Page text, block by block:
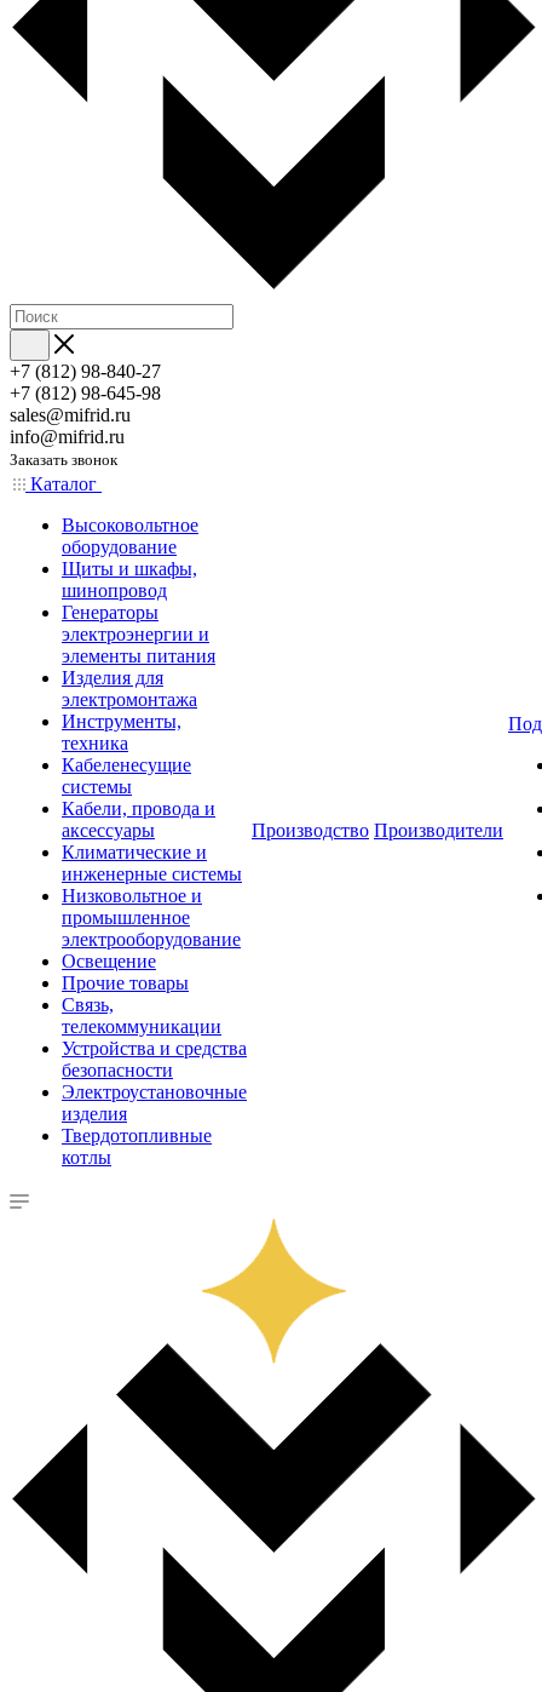
+7 (812) 98-840-27
+7 (812) 98-645-98
sales@mifrid.ru
info@mifrid.ru
Заказать звонок
Каталог
Высоковольтное
оборудование
Щиты и шкафы,
шинопровод
Генераторы
электроэнергии и
элементы питания
Изделия для
электромонтажа
Инструменты,
техника
Кабеленесущие
системы
Кабели, провода и
аксессуары
Климатические и
инженерные системы
Низковольтное и
промышленное
электрооборудование
Освещение
Прочие товары
Связь,
телекоммуникации
Устройства и средства
безопасности
Электроустановочные
изделия
Твердотопливные
котлы
Производство Производители